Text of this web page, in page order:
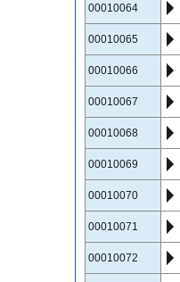
00010064
00010065
00010066
00010067
00010068
00010069
00010070
00010071
00010072